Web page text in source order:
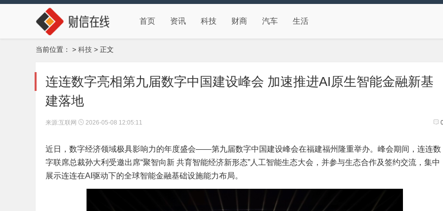
首页 资讯 科技 财商 汽车 生活
当前位置： > 科技 > 正文
连连数字亮相第九届数字中国建设峰会 加速推进AI原生智能金融新基
建落地
来源:互联网 2026-05-08 12:05:11
近日，数字经济领域极具影响力的年度盛会——第九届数字中国建设峰会在福建福州隆重举办。峰会期间，连连数
字联席总裁孙大利受邀出席“聚智向新 共育智能经济新形态”人工智能生态大会，并参与生态合作及签约交流，集中
展示连连在AI驱动下的全球智能金融基础设施能力布局。